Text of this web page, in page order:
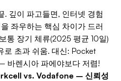
. 깊이 파고들면, 인터넷 경험
좌우하는 핵심 차이가 드러
통 장기 체류(2025 평균 10일)
로 초과 쉬움. 대신: Pocket
바렌시아 파에야보다 저렴!
vs. Vodafone – 신뢰성